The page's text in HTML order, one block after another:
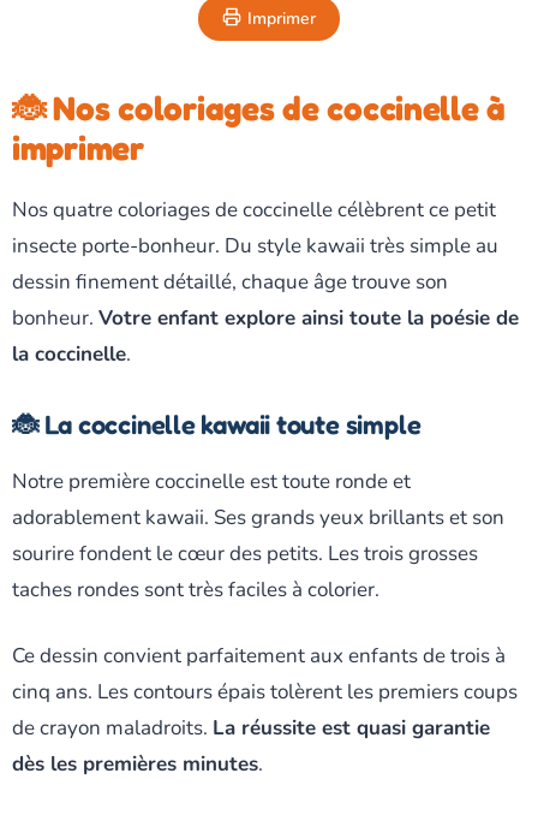
Imprimer
🐞 Nos coloriages de coccinelle à
imprimer
Nos quatre coloriages de coccinelle célèbrent ce petit
insecte porte-bonheur. Du style kawaii très simple au
dessin finement détaillé, chaque âge trouve son
bonheur. Votre enfant explore ainsi toute la poésie de
la coccinelle.
🐞 La coccinelle kawaii toute simple
Notre première coccinelle est toute ronde et
adorablement kawaii. Ses grands yeux brillants et son
sourire fondent le cœur des petits. Les trois grosses
taches rondes sont très faciles à colorier.
Ce dessin convient parfaitement aux enfants de trois à
cinq ans. Les contours épais tolèrent les premiers coups
de crayon maladroits. La réussite est quasi garantie
dès les premières minutes.